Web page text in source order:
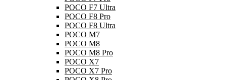
POCO F7 Ultra
POCO F8 Pro
POCO F8 Ultra
POCO M7
POCO M8
POCO M8 Pro
POCO X7
POCO X7 Pro